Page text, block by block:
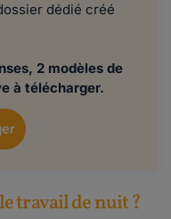
dédié créé
2 modèles de
à télécharger.
travail de nuit ?